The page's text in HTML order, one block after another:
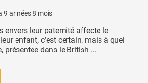
9 années 8 mois
envers leur paternité affecte le
enfant, c’est certain, mais à quel
présentée dans le British ...